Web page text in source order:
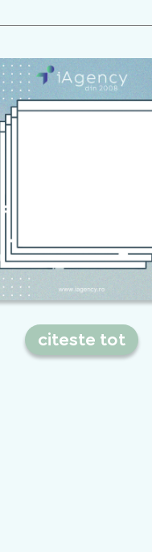
citeste tot